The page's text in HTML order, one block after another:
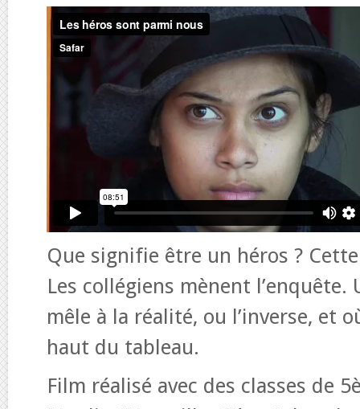
Que signifie être un héros ?
Les collégiens mènent
mêle à la réalité, ou l’inverse, et
haut du tableau.
Film réalisé avec des classes de